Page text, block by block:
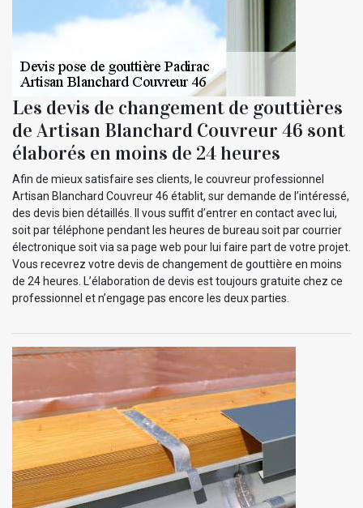
Les devis de changement de gouttières
de Artisan Blanchard Couvreur 46 sont
élaborés en moins de 24 heures
Afin de mieux satisfaire ses clients, le couvreur professionnel
Artisan Blanchard Couvreur 46 établit, sur demande de l’intéressé,
des devis bien détaillés. Il vous suffit d’entrer en contact avec lui,
soit par téléphone pendant les heures de bureau soit par courrier
électronique soit via sa page web pour lui faire part de votre projet.
Vous recevrez votre devis de changement de gouttière en moins
de 24 heures. L’élaboration de devis est toujours gratuite chez ce
professionnel et n’engage pas encore les deux parties.